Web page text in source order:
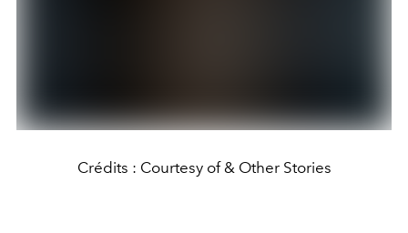
Crédits : Courtesy of & Other Stories